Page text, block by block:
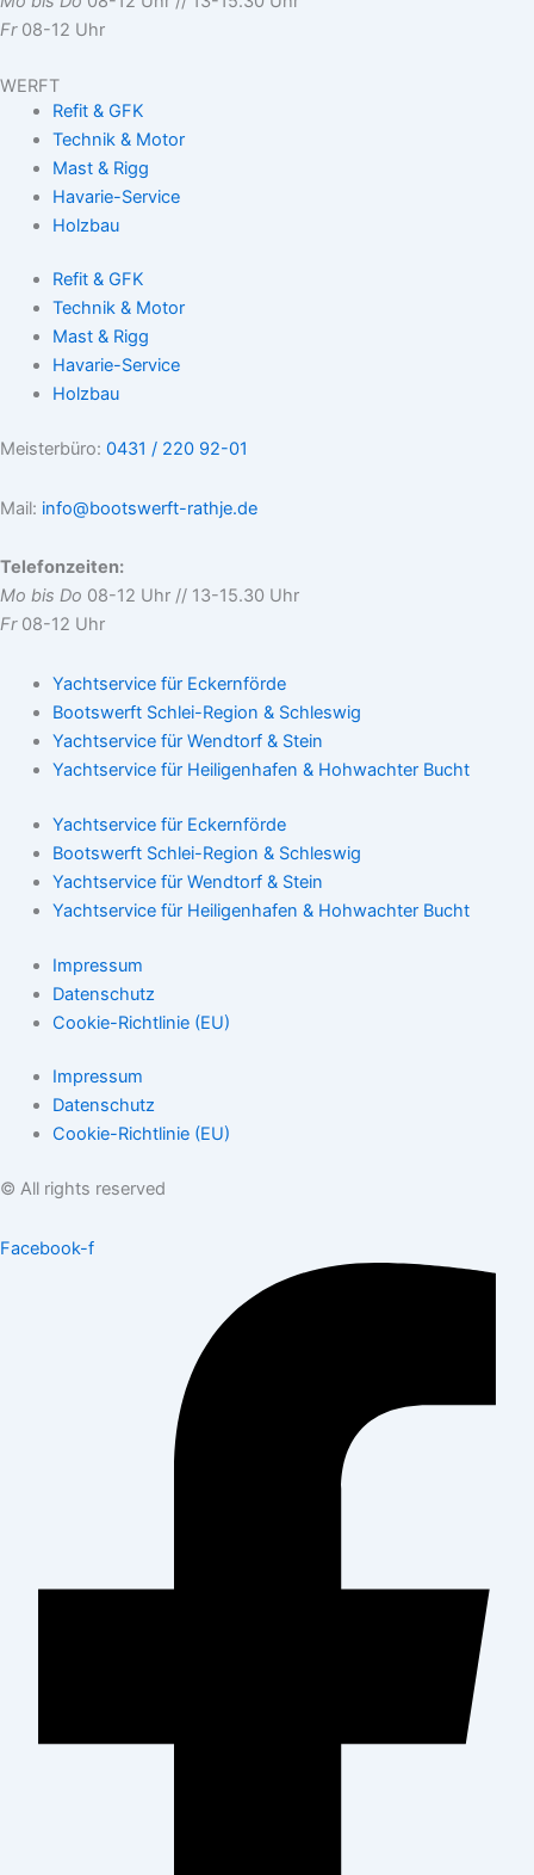
Fr 08-12 Uhr
WERFT
Refit & GFK
Technik & Motor
Mast & Rigg
Havarie-Service
Holzbau
Refit & GFK
Technik & Motor
Mast & Rigg
Havarie-Service
Holzbau
Meisterbüro: 0431 / 220 92-01
Mail: info@bootswerft-rathje.de
Telefonzeiten:
Mo bis Do 08-12 Uhr // 13-15.30 Uhr
Fr 08-12 Uhr
Yachtservice für Eckernförde
Bootswerft Schlei-Region & Schleswig
Yachtservice für Wendtorf & Stein
Yachtservice für Heiligenhafen & Hohwachter Bucht
Yachtservice für Eckernförde
Bootswerft Schlei-Region & Schleswig
Yachtservice für Wendtorf & Stein
Yachtservice für Heiligenhafen & Hohwachter Bucht
Impressum
Datenschutz
Cookie-Richtlinie (EU)
Impressum
Datenschutz
Cookie-Richtlinie (EU)
© All rights reserved
Facebook-f